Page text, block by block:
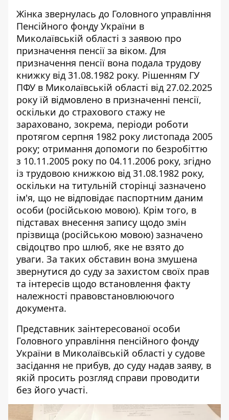
Жінка звернулась до Головного управління
Пенсійного фонду України в
Миколаївській області з заявою про
призначення пенсії за віком. Для
призначення пенсії вона подала трудову
книжку від 31.08.1982 року. Рішенням ГУ
ПФУ в Миколаївській області від 27.02.2025
року їй відмовлено в призначенні пенсії,
оскільки до страхового стажу не
зараховано, зокрема, періоди роботи
протягом серпня 1982 року листопада 2005
року; отримання допомоги по безробіттю
з 10.11.2005 року по 04.11.2006 року, згідно
із трудовою книжкою від 31.08.1982 року,
оскільки на титульній сторінці зазначено
ім'я, що не відповідає паспортним даним
особи (російською мовою). Крім того, в
підставах внесення запису щодо змін
прізвища (російською мовою) зазначено
свідоцтво про шлюб, яке не взято до
уваги. За таких обставин вона змушена
звернутися до суду за захистом своїх прав
та інтересів щодо встановлення факту
належності правовстановлюючого
документа.
Представник заінтересованої особи
Головного управління пенсійного фонду
України в Миколаївській області у судове
засідання не прибув, до суду надав заяву, в
якій просить розгляд справи проводити
без його участі.